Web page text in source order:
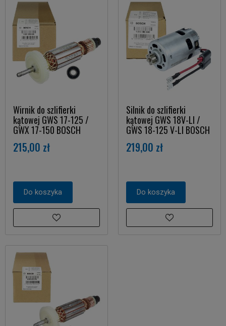
Wirnik do szlifierki
kątowej GWS 17-125 /
GWX 17-150 BOSCH
215,00 zł
Do koszyka
Silnik do szlifierki
kątowej GWS 18V-LI /
GWS 18-125 V-LI BOSCH
219,00 zł
Do koszyka